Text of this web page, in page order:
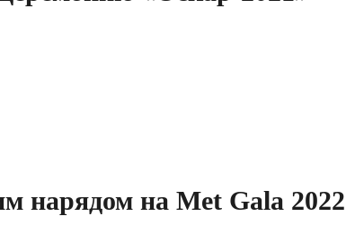
нарядом на Met Gala 2022